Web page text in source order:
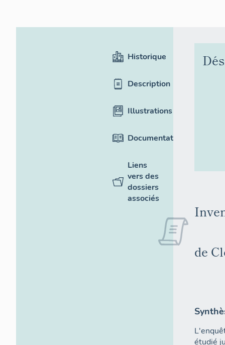
Historique
Description
Illustrations
Documentation
Liens
vers des
dossiers
associés
de
étudié